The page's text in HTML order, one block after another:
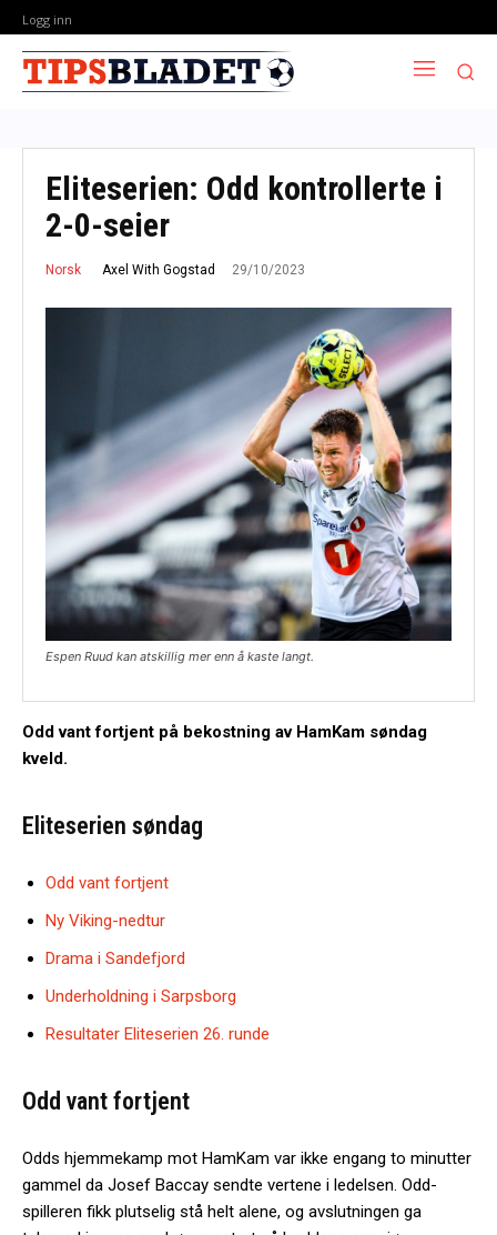
Logg inn
Eliteserien: Odd kontrollerte i
2-0-seier
Norsk Axel With Gogstad 29/10/2023
Espen Ruud kan atskillig mer enn å kaste langt.
Odd vant fortjent på bekostning av HamKam søndag
kveld.
Eliteserien søndag
Odd vant fortjent
Ny Viking-nedtur
Drama i Sandefjord
Underholdning i Sarpsborg
Resultater Eliteserien 26. runde
Odd vant fortjent
Odds hjemmekamp mot HamKam var ikke engang to minutter
gammel da Josef Baccay sendte vertene i ledelsen. Odd-
spilleren fikk plutselig stå helt alene, og avslutningen ga